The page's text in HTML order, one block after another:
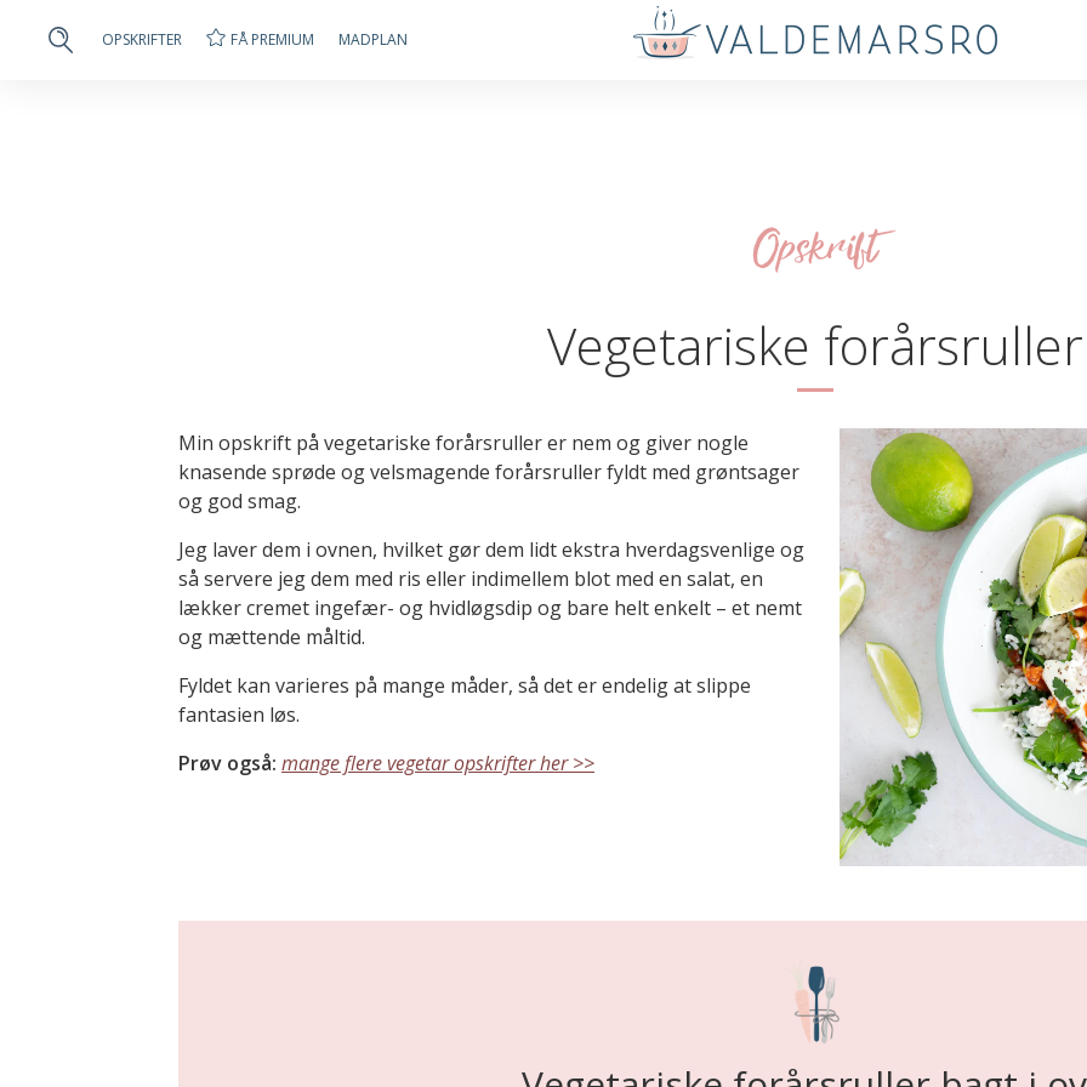
OPSKRIFTER FÅ PREMIUM MADPLAN
Opskrift
Vegetariske forårsruller
Min opskrift på vegetariske forårsruller er nem og giver nogle
knasende sprøde og velsmagende forårsruller fyldt med grøntsager
og god smag.
Jeg laver dem i ovnen, hvilket gør dem lidt ekstra hverdagsvenlige og
så servere jeg dem med ris eller indimellem blot med en salat, en
lækker cremet ingefær- og hvidløgsdip og bare helt enkelt – et nemt
og mættende måltid.
Fyldet kan varieres på mange måder, så det er endelig at slippe
fantasien løs.
Prøv også: mange flere vegetar opskrifter her >>